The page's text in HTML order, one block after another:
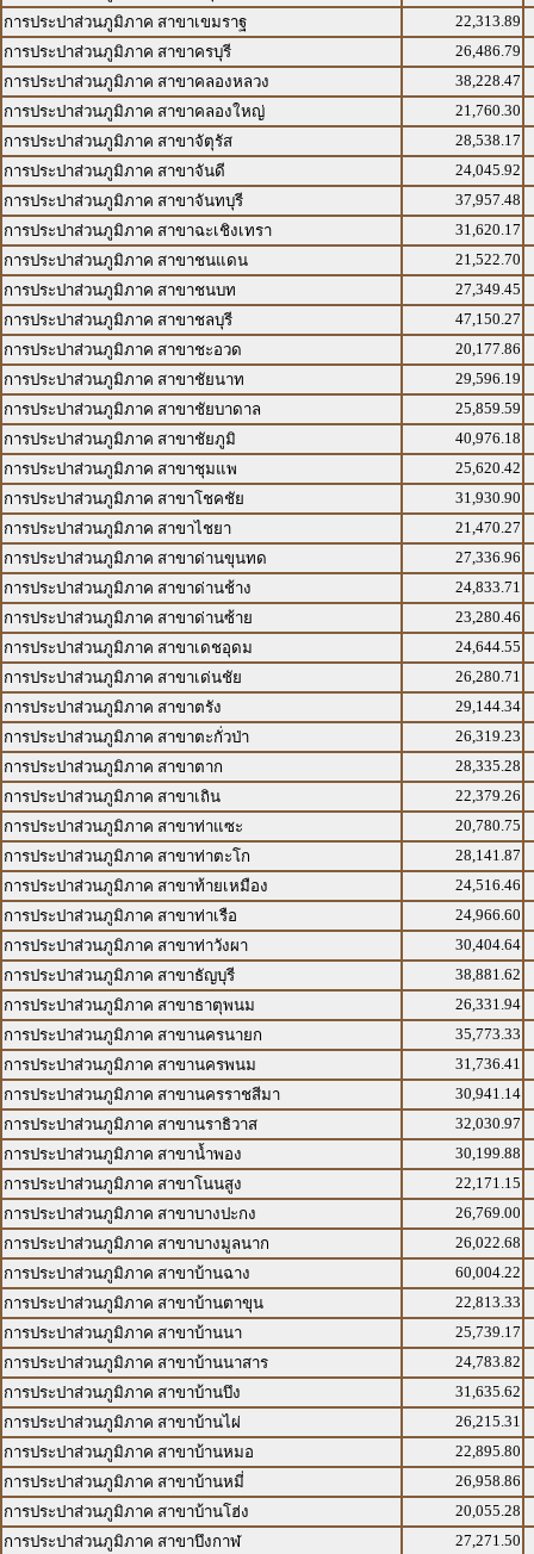
การประปาส่วนภูมิภาค สาขาเขมราฐ
22,313.89
การประปาส่วนภูมิภาค สาขาครบุรี
26,486.79
การประปาส่วนภูมิภาค สาขาคลองหลวง
38,228.47
การประปาส่วนภูมิภาค สาขาคลองใหญ่
21,760.30
การประปาส่วนภูมิภาค สาขาจัตุรัส
28,538.17
การประปาส่วนภูมิภาค สาขาจันดี
24,045.92
การประปาส่วนภูมิภาค สาขาจันทบุรี
37,957.48
การประปาส่วนภูมิภาค สาขาฉะเชิงเทรา
31,620.17
การประปาส่วนภูมิภาค สาขาชนแดน
21,522.70
การประปาส่วนภูมิภาค สาขาชนบท
27,349.45
การประปาส่วนภูมิภาค สาขาชลบุรี
47,150.27
การประปาส่วนภูมิภาค สาขาชะอวด
20,177.86
การประปาส่วนภูมิภาค สาขาชัยนาท
29,596.19
การประปาส่วนภูมิภาค สาขาชัยบาดาล
25,859.59
การประปาส่วนภูมิภาค สาขาชัยภูมิ
40,976.18
การประปาส่วนภูมิภาค สาขาชุมแพ
25,620.42
การประปาส่วนภูมิภาค สาขาโชคชัย
31,930.90
การประปาส่วนภูมิภาค สาขาไชยา
21,470.27
การประปาส่วนภูมิภาค สาขาด่านขุนทด
27,336.96
การประปาส่วนภูมิภาค สาขาด่านช้าง
24,833.71
การประปาส่วนภูมิภาค สาขาด่านซ้าย
23,280.46
การประปาส่วนภูมิภาค สาขาเดชอุดม
24,644.55
การประปาส่วนภูมิภาค สาขาเด่นชัย
26,280.71
การประปาส่วนภูมิภาค สาขาตรัง
29,144.34
การประปาส่วนภูมิภาค สาขาตะกั่วป่า
26,319.23
การประปาส่วนภูมิภาค สาขาตาก
28,335.28
การประปาส่วนภูมิภาค สาขาเถิน
22,379.26
การประปาส่วนภูมิภาค สาขาท่าแซะ
20,780.75
การประปาส่วนภูมิภาค สาขาท่าตะโก
28,141.87
การประปาส่วนภูมิภาค สาขาท้ายเหมือง
24,516.46
การประปาส่วนภูมิภาค สาขาท่าเรือ
24,966.60
การประปาส่วนภูมิภาค สาขาท่าวังผา
30,404.64
การประปาส่วนภูมิภาค สาขาธัญบุรี
38,881.62
การประปาส่วนภูมิภาค สาขาธาตุพนม
26,331.94
การประปาส่วนภูมิภาค สาขานครนายก
35,773.33
การประปาส่วนภูมิภาค สาขานครพนม
31,736.41
การประปาส่วนภูมิภาค สาขานครราชสีมา
30,941.14
การประปาส่วนภูมิภาค สาขานราธิวาส
32,030.97
การประปาส่วนภูมิภาค สาขาน้ำพอง
30,199.88
การประปาส่วนภูมิภาค สาขาโนนสูง
22,171.15
การประปาส่วนภูมิภาค สาขาบางปะกง
26,769.00
การประปาส่วนภูมิภาค สาขาบางมูลนาก
26,022.68
การประปาส่วนภูมิภาค สาขาบ้านฉาง
60,004.22
การประปาส่วนภูมิภาค สาขาบ้านตาขุน
22,813.33
การประปาส่วนภูมิภาค สาขาบ้านนา
25,739.17
การประปาส่วนภูมิภาค สาขาบ้านนาสาร
24,783.82
การประปาส่วนภูมิภาค สาขาบ้านบึง
31,635.62
การประปาส่วนภูมิภาค สาขาบ้านไผ่
26,215.31
การประปาส่วนภูมิภาค สาขาบ้านหมอ
22,895.80
การประปาส่วนภูมิภาค สาขาบ้านหมี่
26,958.86
การประปาส่วนภูมิภาค สาขาบ้านโฮ่ง
20,055.28
การประปาส่วนภูมิภาค สาขาบึงกาฬ
27,271.50